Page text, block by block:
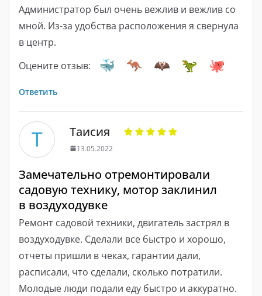
Администратор был очень вежлив и вежлив со
мной. Из-за удобства расположения я свернула
в центр.
Оцените отзыв:
Ответить
Т Таисия
13.05.2022
Замечательно отремонтировали
садовую технику, мотор заклинил
в воздуходувке
Ремонт садовой техники, двигатель застрял в
воздуходувке. Сделали все быстро и хорошо,
отчеты пришли в чеках, гарантии дали,
расписали, что сделали, сколько потратили.
Молодые люди подали еду быстро и аккуратно.